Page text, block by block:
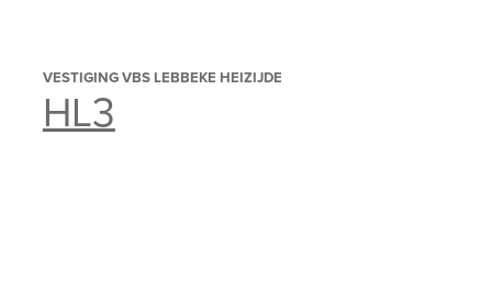
HL3
VESTIGING VBS LEBBEKE HEIZIJDE